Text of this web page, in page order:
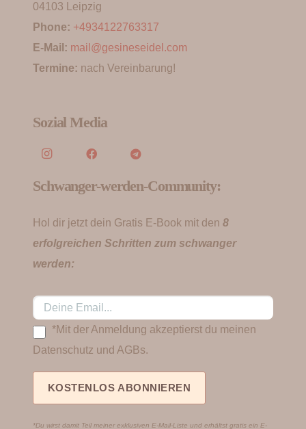
04103 Leipzig
Phone: +4934122763317
E-Mail: mail@gesineseidel.com
Termine: nach Vereinbarung!
Sozial Media
Schwanger-werden-Community:
Hol dir jetzt dein Gratis E-Book mit den 8
erfolgreichen Schritten zum schwanger
werden:
*Mit der Anmeldung akzeptierst du meinen
Datenschutz und AGBs.
*Du wirst damit Teil meiner exklusiven E-Mail-Liste und erhältst gratis ein E-